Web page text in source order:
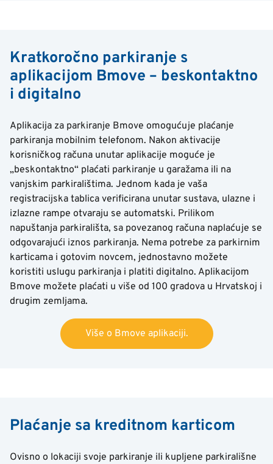
Kratkoročno parkiranje s
aplikacijom Bmove – beskontaktno
i digitalno
Aplikacija za parkiranje Bmove omogućuje plaćanje
parkiranja mobilnim telefonom. Nakon aktivacije
korisničkog računa unutar aplikacije moguće je
„beskontaktno“ plaćati parkiranje u garažama ili na
vanjskim parkiralištima. Jednom kada je vaša
registracijska tablica verificirana unutar sustava, ulazne i
izlazne rampe otvaraju se automatski. Prilikom
napuštanja parkirališta, sa povezanog računa naplaćuje se
odgovarajući iznos parkiranja. Nema potrebe za parkirnim
karticama i gotovim novcem, jednostavno možete
koristiti uslugu parkiranja i platiti digitalno. Aplikacijom
Bmove možete plaćati u više od 100 gradova u Hrvatskoj i
drugim zemljama.
Više o Bmove aplikaciji.
Plaćanje sa kreditnom karticom
Ovisno o lokaciji svoje parkiranje ili kupljene parkirališne